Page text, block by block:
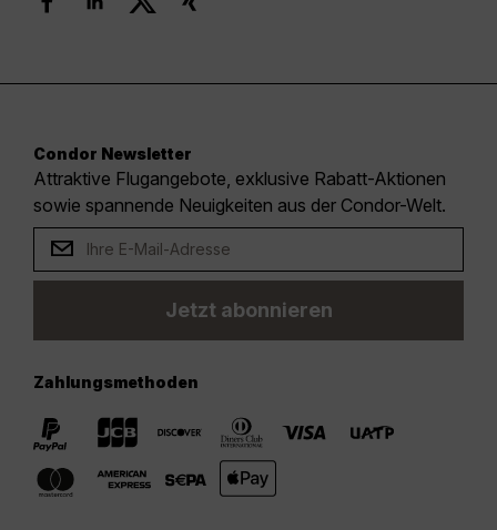
Condor Newsletter
Attraktive Flugangebote, exklusive Rabatt-Aktionen
sowie spannende Neuigkeiten aus der Condor-Welt.
Jetzt abonnieren
Zahlungsmethoden